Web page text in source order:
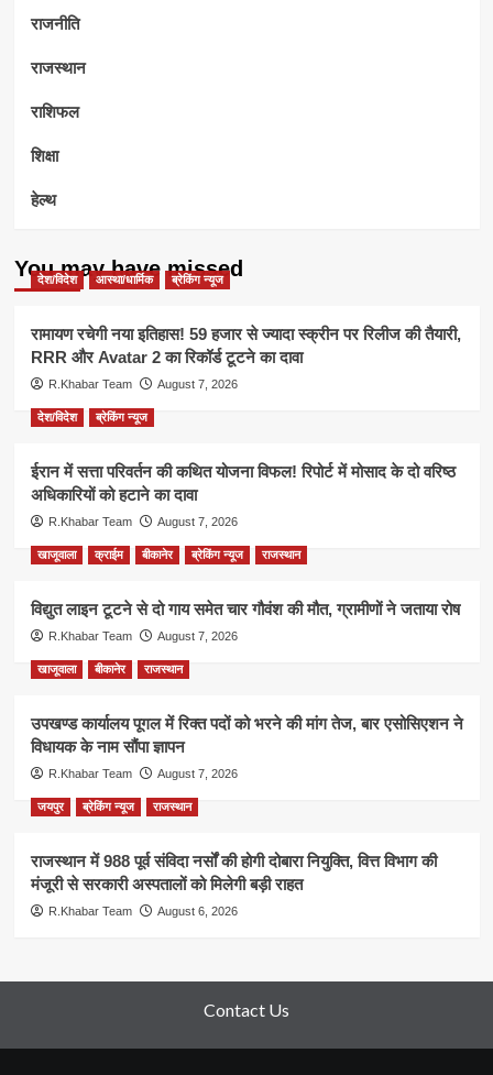
राजनीति
राजस्थान
राशिफल
शिक्षा
हेल्थ
You may have missed
देश/विदेश आस्था/धार्मिक ब्रेकिंग न्यूज
रामायण रचेगी नया इतिहास! 59 हजार से ज्यादा स्क्रीन पर रिलीज की तैयारी,
RRR और Avatar 2 का रिकॉर्ड टूटने का दावा
R.Khabar Team August 7, 2026
देश/विदेश ब्रेकिंग न्यूज
ईरान में सत्ता परिवर्तन की कथित योजना विफल! रिपोर्ट में मोसाद के दो वरिष्ठ
अधिकारियों को हटाने का दावा
R.Khabar Team August 7, 2026
खाजूवाला क्राईम बीकानेर ब्रेकिंग न्यूज राजस्थान
विद्युत लाइन टूटने से दो गाय समेत चार गौवंश की मौत, ग्रामीणों ने जताया रोष
R.Khabar Team August 7, 2026
खाजूवाला बीकानेर राजस्थान
उपखण्ड कार्यालय पूगल में रिक्त पदों को भरने की मांग तेज, बार एसोसिएशन ने
विधायक के नाम सौंपा ज्ञापन
R.Khabar Team August 7, 2026
जयपुर ब्रेकिंग न्यूज राजस्थान
राजस्थान में 988 पूर्व संविदा नर्सों की होगी दोबारा नियुक्ति, वित्त विभाग की
मंजूरी से सरकारी अस्पतालों को मिलेगी बड़ी राहत
R.Khabar Team August 6, 2026
Contact Us